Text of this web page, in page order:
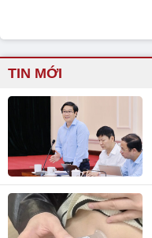
TIN MỚI